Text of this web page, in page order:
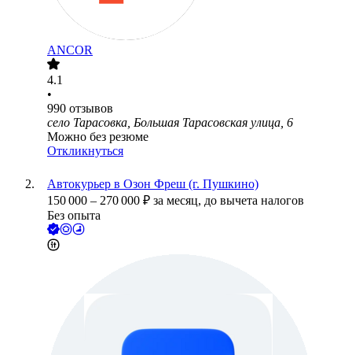
ANCOR
4.1
•
990 отзывов
село Тарасовка, Большая Тарасовская улица, 6
Можно без резюме
Откликнуться
Автокурьер в Озон Фреш (г. Пушкино)
150 000 – 270 000 ₽ за месяц, до вычета налогов
Без опыта